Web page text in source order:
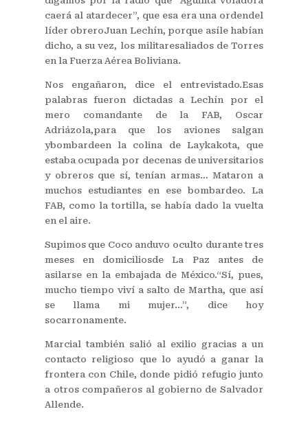
caerá al atardecer”, que esa era una ordendel
líder obreroJuan Lechín, porque asíle habían
dicho, a su vez, los militaresaliados de Torres
en la Fuerza Aérea Boliviana.
Nos engañaron, dice el entrevistado.Esas
palabras fueron dictadas a Lechín por el
mero comandante de la FAB, Oscar
Adriázola,para que los aviones salgan
ybombardeen la colina de Laykakota, que
estaba ocupada por decenas de universitarios
y obreros que sí, tenían armas… Mataron a
muchos estudiantes en ese bombardeo. La
FAB, como la tortilla, se había dado la vuelta
en el aire.
Supimos que Coco anduvo oculto durante tres
meses en domiciliosde La Paz antes de
asilarse en la embajada de México.“Sí, pues,
mucho tiempo viví a salto de Martha, que así
se llama mi mujer…”, dice hoy
socarronamente.
Marcial también salió al exilio gracias a un
contacto religioso que lo ayudó a ganar la
frontera con Chile, donde pidió refugio junto
a otros compañeros al gobierno de Salvador
Allende.